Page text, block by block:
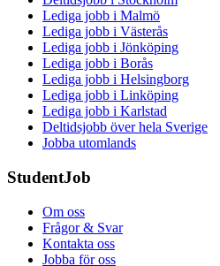
Lediga jobb i Malmö
Lediga jobb i Västerås
Lediga jobb i Jönköping
Lediga jobb i Borås
Lediga jobb i Helsingborg
Lediga jobb i Linköping
Lediga jobb i Karlstad
Deltidsjobb över hela Sverige
Jobba utomlands
StudentJob
Om oss
Frågor & Svar
Kontakta oss
Jobba för oss